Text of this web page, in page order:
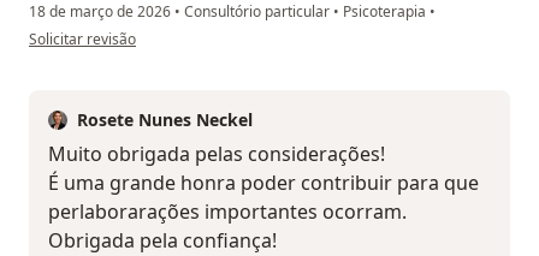
18 de março de 2026 • Consultório particular • Psicoterapia •
na opinião do utilizador Ana Carolina
Solicitar revisão
Rosete Nunes Neckel
Muito obrigada pelas considerações!
É uma grande honra poder contribuir para que
perlaborarações importantes ocorram.
Obrigada pela confiança!